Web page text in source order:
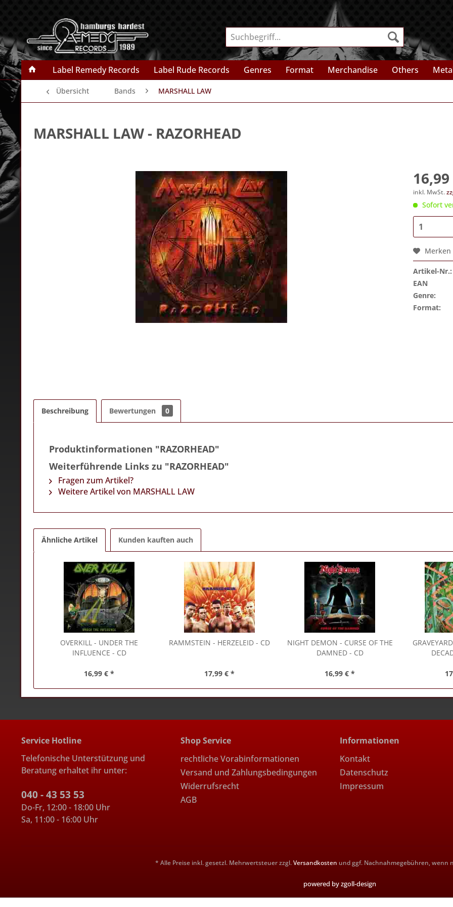
Label Remedy Records Label Rude Records Genres Format Merchandise Others
Übersicht Bands MARSHALL LAW
MARSHALL LAW- RAZORHEAD
inkl. MwSt.
Sofort
Merken
Artikel-Nr.:
EAN
Genre:
Format:
Beschreibung Bewertungen 0
Produktinformationen "RAZORHEAD"
Weiterführende Links zu "RAZORHEAD"
Fragen zum Artikel?
Weitere Artikel von MARSHALL LAW
Ähnliche Artikel Kunden kauften auch
OVERKILL - UNDER THE
INFLUENCE - CD
16,99 € *
RAMMSTEIN - HERZELEID - CD
17,99 € *
NIGHT DEMON - CURSE OF THE
DAMNED - CD
16,99 € *
GRAVEYARD
Service Hotline
Telefonische Unterstützung und
Beratung erhaltet ihr unter:
040 - 43 53 53
Do-Fr, 12:00 - 18:00 Uhr
Sa, 11:00 - 16:00 Uhr
Shop Service
rechtliche Vorabinformationen
Versand und Zahlungsbedingungen
Widerrufsrecht
AGB
Informationen
Kontakt
Datenschutz
Impressum
* Alle Preise inkl. gesetzl. Mehrwertsteuer zzgl.Versandkosten und ggf. Nachnahmegebühren, wenn
powered by zgoll-design